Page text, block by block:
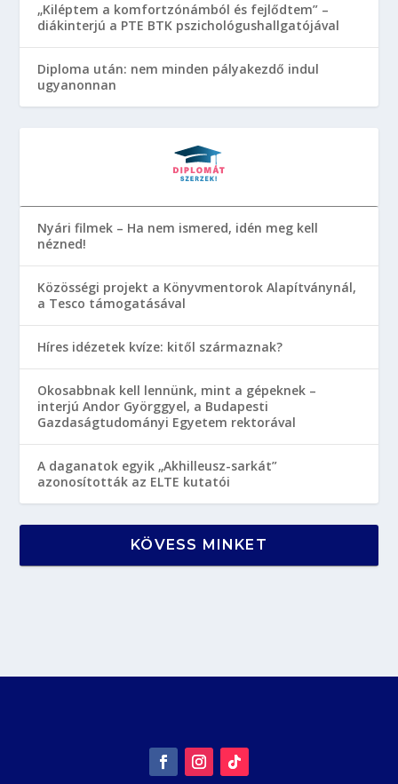
„Kiléptem a komfortzónámból és fejlődtem” –
diákinterjú a PTE BTK pszichológushallgatójával
Diploma után: nem minden pályakezdő indul
ugyanonnan
Nyári filmek – Ha nem ismered, idén meg kell
nézned!
Közösségi projekt a Könyvmentorok Alapítványnál,
a Tesco támogatásával
Híres idézetek kvíze: kitől származnak?
Okosabbnak kell lennünk, mint a gépeknek –
interjú Andor Györggyel, a Budapesti
Gazdaságtudományi Egyetem rektorával
A daganatok egyik „Akhilleusz-sarkát”
azonosították az ELTE kutatói
KÖVESS MINKET